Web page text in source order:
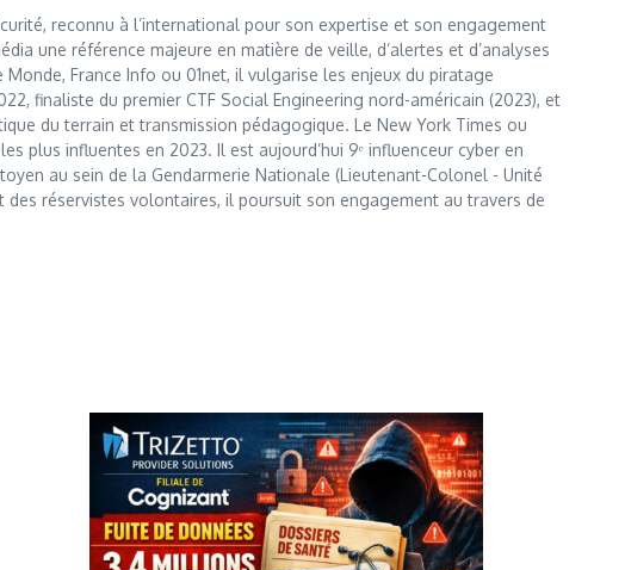
reconnu à l’international pour son expertise et son engagement
une référence majeure en matière de veille, d’alertes et d’analyses
France Info ou 01net, il vulgarise les enjeux du piratage
finaliste du premier CTF Social Engineering nord-américain (2023), et
du terrain et transmission pédagogique. Le New York Times ou
plus influentes en 2023. Il est aujourd’hui 9ᵉ influenceur cyber en
au sein de la Gendarmerie Nationale (Lieutenant-Colonel - Unité
réservistes volontaires, il poursuit son engagement au travers de